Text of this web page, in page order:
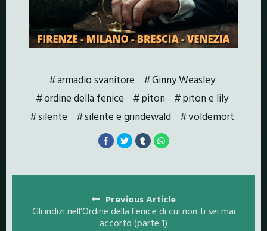
armadio svanitore
Ginny Weasley
ordine della fenice
piton
piton e lily
silente
silente e grindewald voldemort
navigation
Previous Article
Gli indizi nell’Ordine della Fenice di cui non ti sei mai
accorto (parte 1)